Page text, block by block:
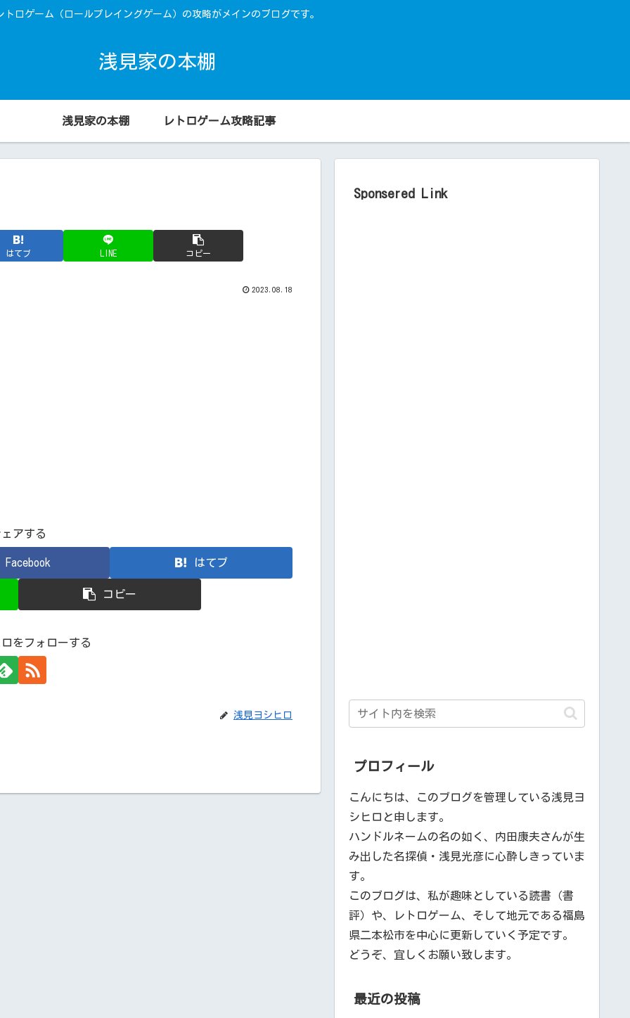
トロゲーム（ロールプレイングゲーム）の攻略がメインのブログです。
浅見家の本棚
浅見家の本棚 レトロゲーム攻略記事
はてブ LINE コピー
2023.08.18
ェアする
Facebook はてブ
コピー
をフォローする
浅見ヨシヒロ
Sponsered Link
プロフィール
こんにちは、このブログを管理している浅見ヨ
シヒロと申します。
ハンドルネームの名の如く、内田康夫さんが生
み出した名探偵・浅見光彦に心酔しきっていま
す。
このブログは、私が趣味としている読書（書
評）や、レトロゲーム、そして地元である福島
県二本松市を中心に更新していく予定です。
どうぞ、宜しくお願い致します。
最近の投稿